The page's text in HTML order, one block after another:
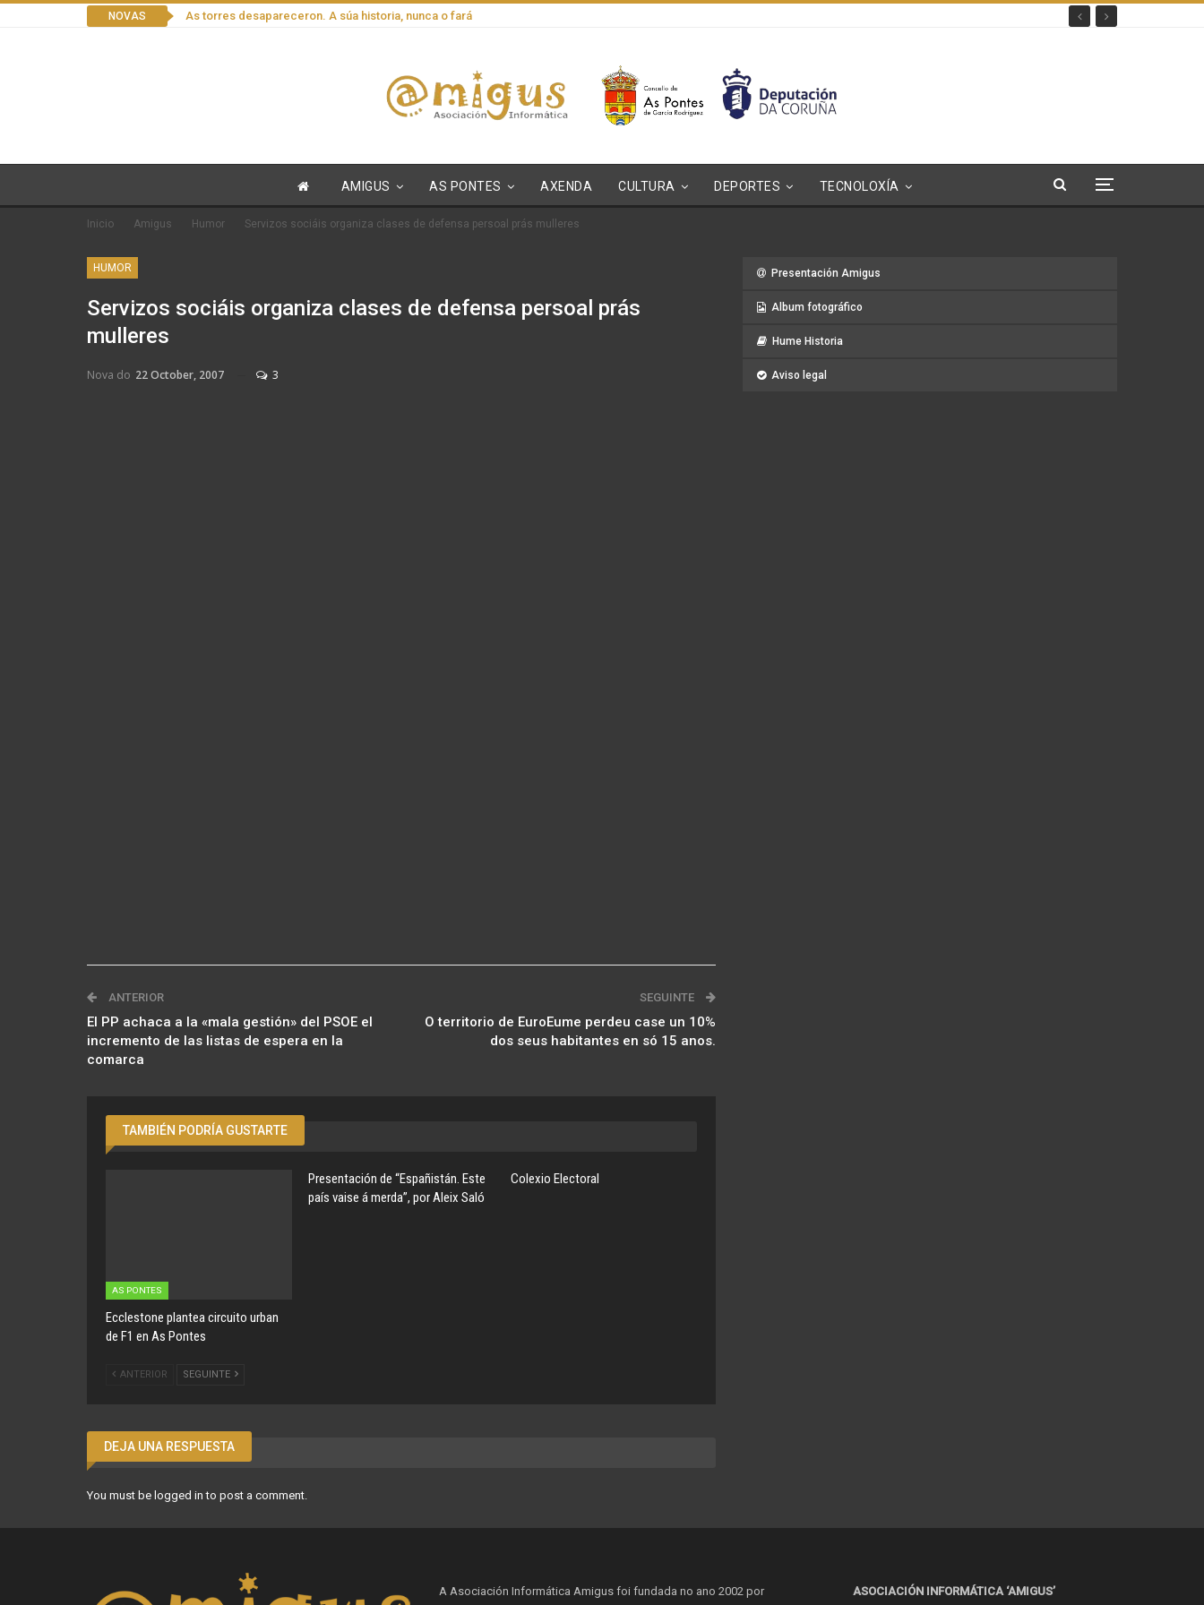
NOVAS As torres desapareceron. A súa historia, nunca o fará
AMIGUS AS PONTES AXENDA CULTURA DEPORTES TECNOLOXÍA
Inicio Amigus Humor Servizos sociáis organiza clases de defensa persoal prás mulleres
HUMOR
Servizos sociáis organiza clases de defensa persoal prás
mulleres
Nova do 22 October, 2007 3
ANTERIOR
El PP achaca a la «mala gestión» del PSOE el
incremento de las listas de espera en la
comarca
SEGUINTE
O territorio de EuroEume perdeu case un 10%
dos seus habitantes en só 15 anos.
TAMBIÉN PODRÍA GUSTARTE
AS PONTES
Ecclestone plantea circuito urban
de F1 en As Pontes
Presentación de “Españistán. Este
país vaise á merda”, por Aleix Saló
Colexio Electoral
ANTERIOR SEGUINTE
DEJA UNA RESPUESTA
You must be logged in to post a comment.
Presentación Amigus
Album fotográfico
Hume Historia
Aviso legal
A Asociación Informática Amigus foi fundada no ano 2002 por
ASOCIACIÓN INFORMÁTICA ‘AMIGUS’